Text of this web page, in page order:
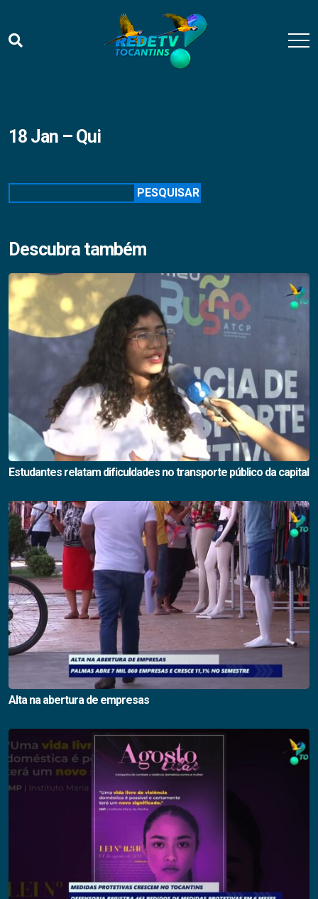
18 Jan – Qui
PESQUISAR
Descubra também
Estudantes relatam dificuldades no transporte público da capital
Alta na abertura de empresas